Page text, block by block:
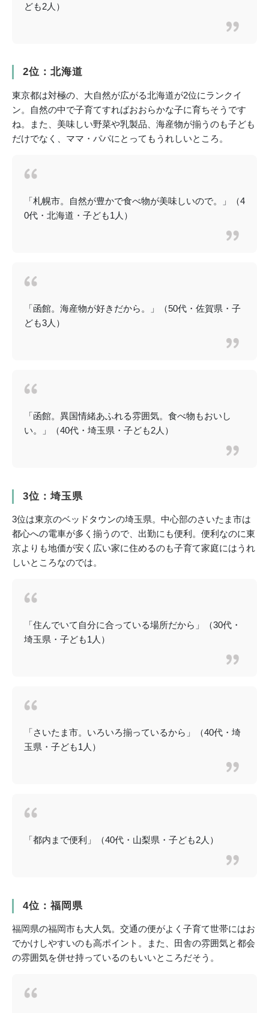
ども2人）
2位：北海道
東京都は対極の、大自然が広がる北海道が2位にランクイ
ン。自然の中で子育てすればおおらかな子に育ちそうです
ね。また、美味しい野菜や乳製品、海産物が揃うのも子ども
だけでなく、ママ・パパにとってもうれしいところ。
「札幌市。自然が豊かで食べ物が美味しいので。」（4
0代・北海道・子ども1人）
「函館。海産物が好きだから。」（50代・佐賀県・子
ども3人）
「函館。異国情緒あふれる雰囲気。食べ物もおいし
い。」（40代・埼玉県・子ども2人）
3位：埼玉県
3位は東京のベッドタウンの埼玉県。中心部のさいたま市は
都心への電車が多く揃うので、出勤にも便利。便利なのに東
京よりも地価が安く広い家に住めるのも子育て家庭にはうれ
しいところなのでは。
「住んでいて自分に合っている場所だから」（30代・
埼玉県・子ども1人）
「さいたま市。いろいろ揃っているから」（40代・埼
玉県・子ども1人）
「都内まで便利」（40代・山梨県・子ども2人）
4位：福岡県
福岡県の福岡市も大人気。交通の便がよく子育て世帯にはお
でかけしやすいのも高ポイント。また、田舎の雰囲気と都会
の雰囲気を併せ持っているのもいいところだそう。